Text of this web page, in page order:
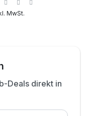
4 Stunden, 8
MwSt.
Deals direkt in